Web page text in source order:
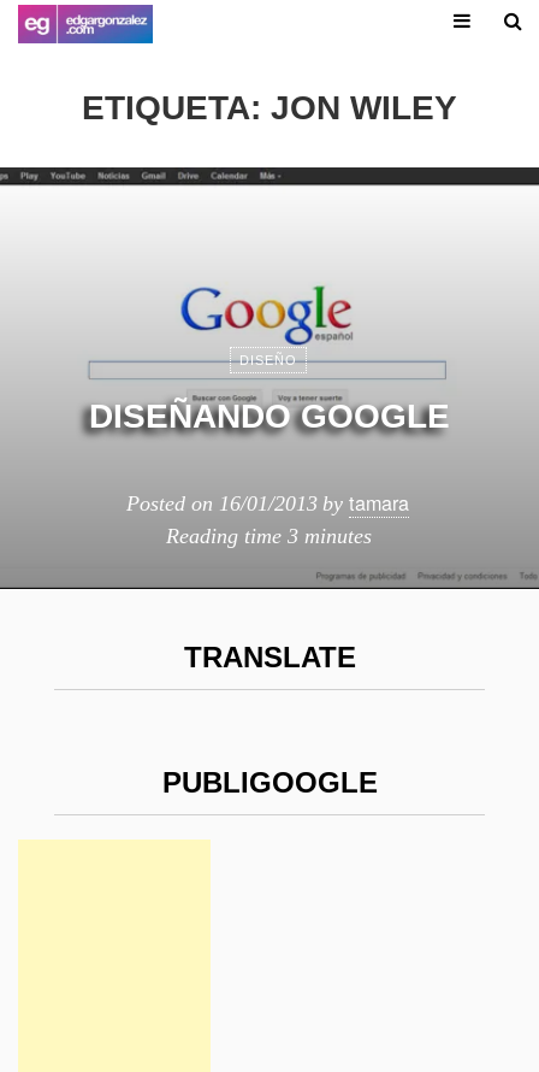
ETIQUETA: JON WILEY
DISEÑO
DISEÑANDO GOOGLE
Posted on 16/01/2013 by tamara
Reading time 3 minutes
TRANSLATE
PUBLIGOOGLE